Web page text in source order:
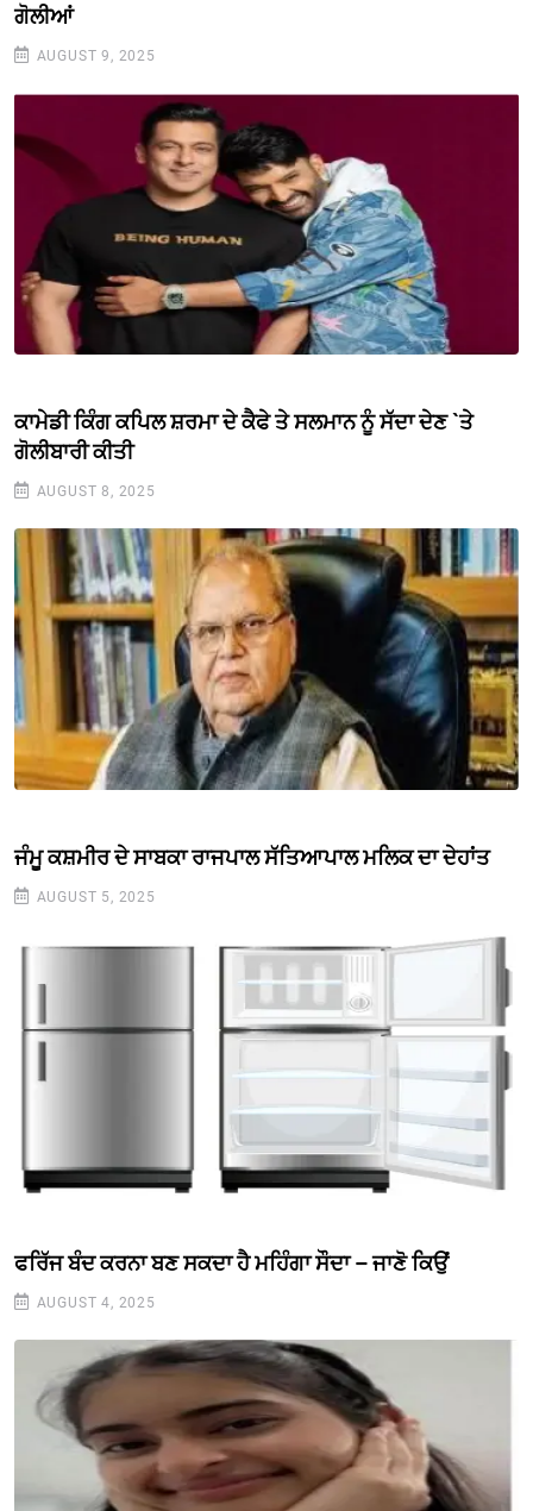
ਗੋਲੀਆਂ
AUGUST 9, 2025
ਕਾਮੇਡੀ ਕਿੰਗ ਕਪਿਲ ਸ਼ਰਮਾ ਦੇ ਕੈਫੇ ਤੇ ਸਲਮਾਨ ਨੂੰ ਸੱਦਾ ਦੇਣ `ਤੇ
ਗੋਲੀਬਾਰੀ ਕੀਤੀ
AUGUST 8, 2025
ਜੰਮੂ ਕਸ਼ਮੀਰ ਦੇ ਸਾਬਕਾ ਰਾਜਪਾਲ ਸੱਤਿਆਪਾਲ ਮਲਿਕ ਦਾ ਦੇਹਾਂਤ
AUGUST 5, 2025
ਫਰਿੱਜ ਬੰਦ ਕਰਨਾ ਬਣ ਸਕਦਾ ਹੈ ਮਹਿੰਗਾ ਸੌਦਾ – ਜਾਣੋ ਕਿਉਂ
AUGUST 4, 2025